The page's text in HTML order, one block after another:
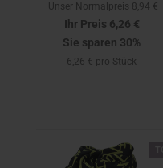
Unser Normalpreis 8,94 €
Ihr Preis 6,26 €
Sie sparen 30%
6,26 € pro Stück